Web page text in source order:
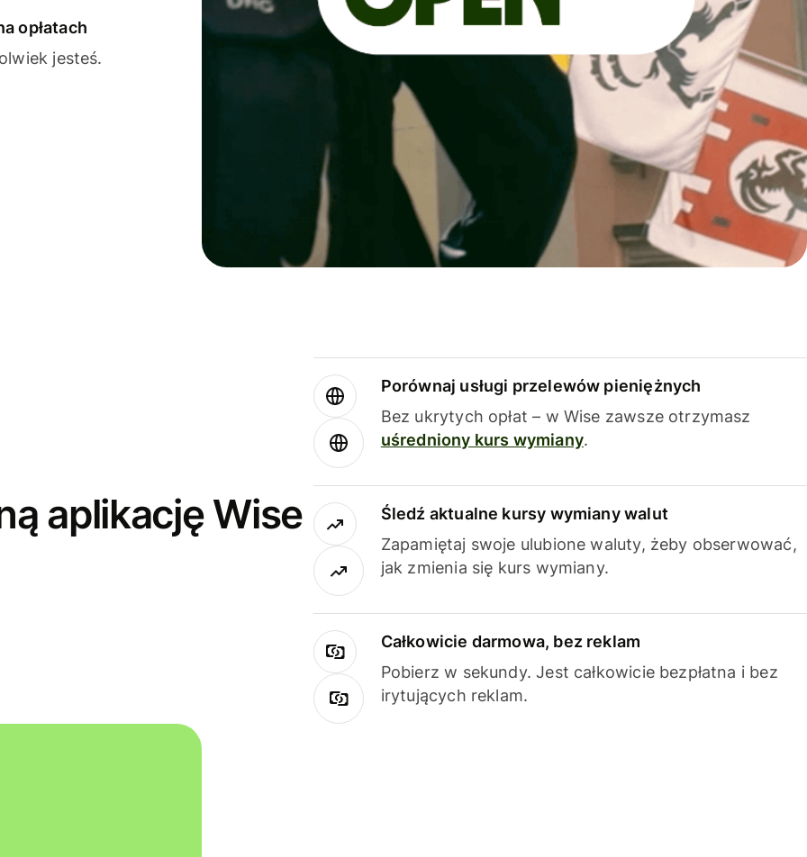
opłatach
jesteś.
aplikację Wise
Porównaj usługi przelewów pieniężnych
Bez ukrytych opłat – w Wise zawsze otrzymasz
uśredniony kurs wymiany.
Śledź aktualne kursy wymiany walut
Zapamiętaj swoje ulubione waluty, żeby obserwować,
jak zmienia się kurs wymiany.
Całkowicie darmowa, bez reklam
Pobierz w sekundy. Jest całkowicie bezpłatna i bez
irytujących reklam.